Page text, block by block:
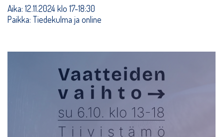
Aika: 12.11.2024 klo 17-18:30
Paikka: Tiedekulma ja online